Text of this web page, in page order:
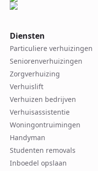
Diensten
Particuliere verhuizingen
Seniorenverhuizingen
Zorgverhuizing
Verhuislift
Verhuizen bedrijven
Verhuisassistentie
Woningontruimingen
Handyman
Studenten removals
Inboedel opslaan